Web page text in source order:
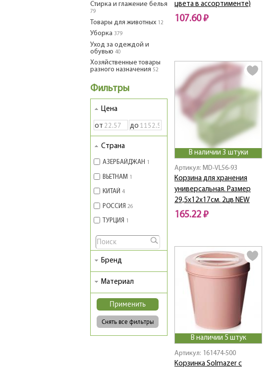
Стирка и глажение белья
79
Товары для животных 12
Уборка 379
Уход за одеждой и
обувью 40
Хозяйственные товары
разного назначения 52
Фильтры
Цена
от до
Страна
АЗЕРБАЙДЖАН 1
ВЬЕТНАМ 1
КИТАЙ 4
РОССИЯ 26
ТУРЦИЯ 1
Бренд
Материал
цвета в ассортименте)
107.60 ₽
В наличии 3 штуки
Артикул: MD-VL56-93
Корзина для хранения
универсальная. Размер
29,5х12х17см. 2цв NEW
165.22 ₽
В наличии 5 штук
Артикул: 161474-500
Корзинка Solmazer с